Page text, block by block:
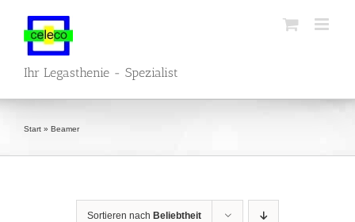
springen
Ihr Legasthenie - Spezialist
Start » Beamer
Sortieren nach Beliebtheit